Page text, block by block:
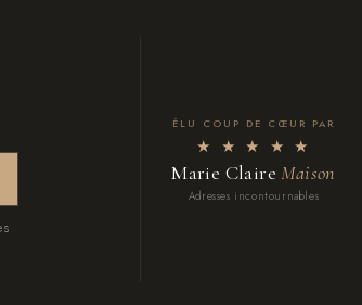
ÉLU COUP DE CŒUR PAR
★ ★ ★ ★ ★
Marie ClaireMaison
Adresses incontournables